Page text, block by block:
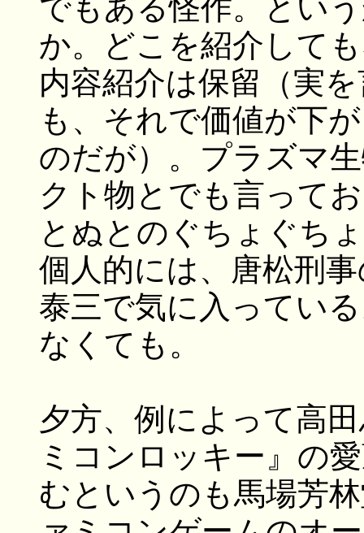
でもある怪作。とい
か。どこを紹介して
内容紹介は保留（実
も、それで価値が下
のだが）。プラズマ
クト物とでも言って
とぬとのぐちょぐち
個人的には、唐松刑
泰三で気に入ってい
なくても。
夕方、例によって高
ミコンロッキー』の
むというのも馬場芳